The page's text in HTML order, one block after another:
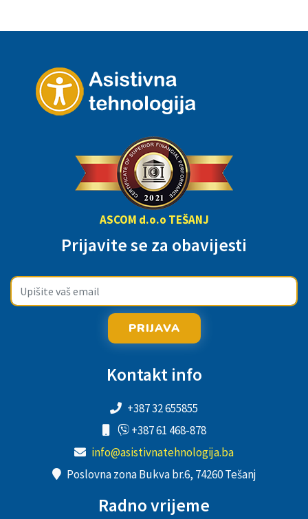
ASCOM d.o.o TEŠANJ
Prijavite se za obavijesti
PRIJAVA
Kontakt info
+387 32 655855
+387 61 468-878
info@asistivnatehnologija.ba
Poslovna zona Bukva br.6, 74260 Tešanj
Radno vrijeme